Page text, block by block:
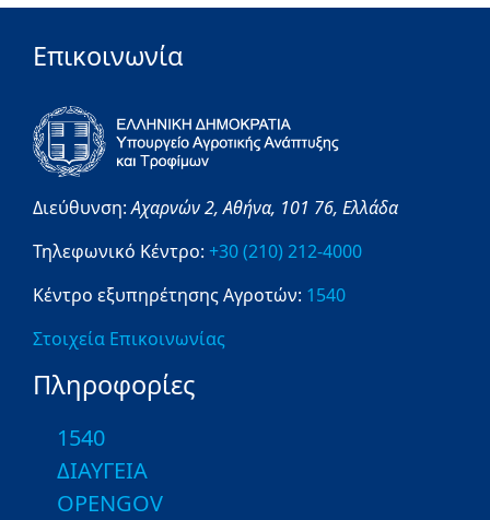
Επικοινωνία
Διεύθυνση:Αχαρνών 2,Αθήνα, 101 76, Ελλάδα
Τηλεφωνικό Κέντρο: +30 (210) 212-4000
Κέντρο εξυπηρέτησης Αγροτών: 1540
Στοιχεία Επικοινωνίας
Πληροφορίες
1540
ΔΙΑΥΓΕΙΑ
OPENGOV